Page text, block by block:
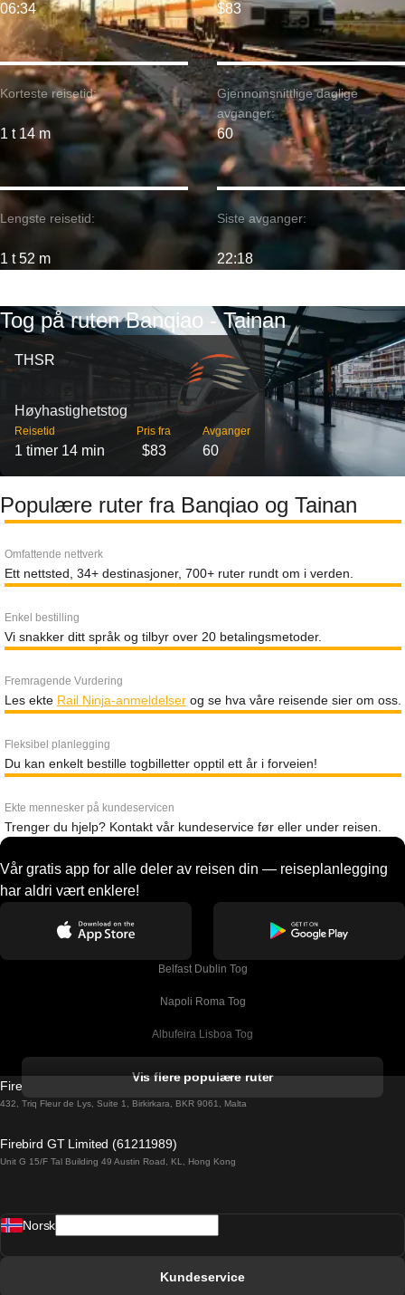
Korteste reisetid:
1 t 14 m
06:34
Lengste reisetid:
1 t 52 m
$83
Gjennomsnittlige daglige
avganger:
60
Siste avganger:
22:18
Tog på ruten Banqiao - Tainan
THSR
Høyhastighetstog
Reisetid
1 timer 14 min
Pris fra
$83
Avganger
60
Populære ruter fra Banqiao og Tainan
Omfattende nettverk
Ett nettsted, 34+ destinasjoner, 700+ ruter rundt om i verden.
Enkel bestilling
Vi snakker ditt språk og tilbyr over 20 betalingsmetoder.
Fremragende Vurdering
Les ekte Rail Ninja-anmeldelserog se hva våre reisende sier om oss.
Fleksibel planlegging
Du kan enkelt bestille togbilletter opptil ett år i forveien!
Ekte mennesker på kundeservicen
Trenger du hjelp? Kontakt vår kundeservice før eller under reisen.
Vår gratis app for alle deler av reisen din — reiseplanlegging
har aldri vært enklere!
Belfast Dublin Tog
Napoli Roma Tog
Albufeira Lisboa Tog
Barcelona Madrid Tog
Barcelona Sevilla Tog
Vis flere populære ruter
Firebird GT Limited (OC 1451)
432, Triq Fleur de Lys, Suite 1, Birkirkara, BKR 9061, Malta
Firebird GT Limited (61211989)
Unit G 15/F Tal Building 49 Austin Road, KL, Hong Kong
Norsk
Kundeservice